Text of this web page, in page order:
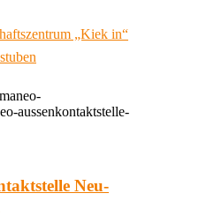
„Kiek in“
aussenkontaktstelle-
Neu-